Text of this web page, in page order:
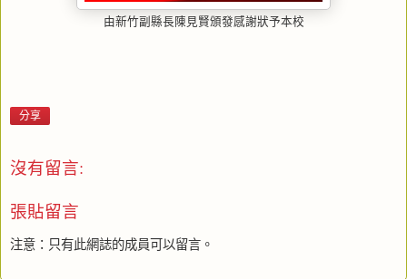
由新竹副縣長陳見賢頒發感謝狀予本校
分享
沒有留言:
張貼留言
注意：只有此網誌的成員可以留言。